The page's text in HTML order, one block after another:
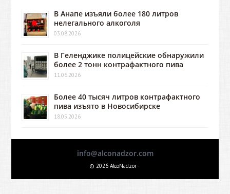
В Анапе изъяли более 180 литров
нелегального алкоголя
03.08.2026
В Геленджике полицейские обнаружили
более 2 тонн контрафактного пива
11.06.2026
Более 40 тысяч литров контрафактного
пива изъято в Новосибирске
18.05.2026
info@alconadzor.com
© 2026 AlcoNadzor -